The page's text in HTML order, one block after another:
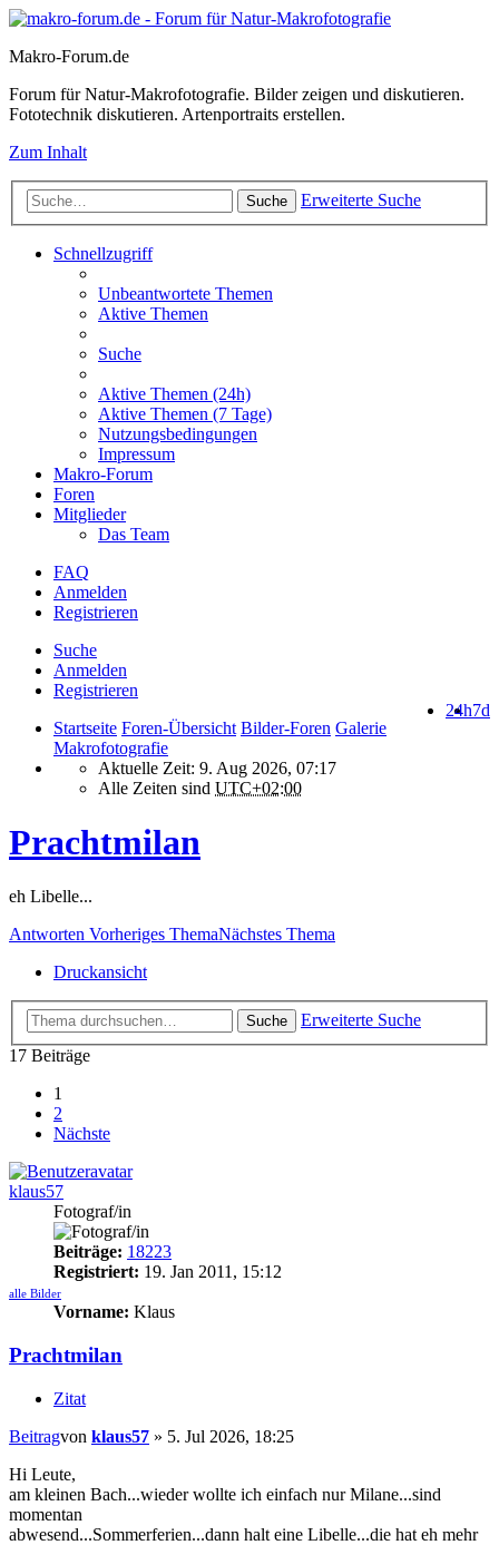
Makro-Forum.de
Forum für Natur-Makrofotografie. Bilder zeigen und diskutieren.
Fototechnik diskutieren. Artenportraits erstellen.
Zum Inhalt
Suche Erweiterte Suche
Schnellzugriff
Unbeantwortete Themen
Aktive Themen
Suche
Aktive Themen (24h)
Aktive Themen (7 Tage)
Nutzungsbedingungen
Impressum
Makro-Forum
Foren
Mitglieder
Das Team
FAQ
Anmelden
Registrieren
Suche
Anmelden
Registrieren
7d
24h
Startseite Foren-Übersicht Bilder-Foren Galerie
Makrofotografie
Aktuelle Zeit: 9. Aug 2026, 07:17
Alle Zeiten sind UTC+02:00
Prachtmilan
eh Libelle...
Antworten Vorheriges ThemaNächstes Thema
Druckansicht
Suche
Erweiterte Suche
17 Beiträge
1
2
Nächste
klaus57
Fotograf/in
Beiträge: 18223
Registriert: 19. Jan 2011, 15:12
alle Bilder
Vorname: Klaus
Prachtmilan
Zitat
Beitragvon klaus57 » 5. Jul 2026, 18:25
Hi Leute,
am kleinen Bach...wieder wollte ich einfach nur Milane...sind
momentan
abwesend...Sommerferien...dann halt eine Libelle...die hat eh mehr